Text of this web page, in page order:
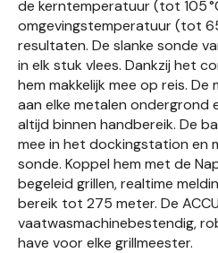
de kerntemperatuur (tot 105
omgevingstemperatuur (tot
resultaten. De slanke sonde
in elk stuk vlees. Dankzij het
hem makkelijk mee op reis.
aan elke metalen
altijd binnen handbereik. De
mee in het dockingstation en
sonde. Koppel hem met de
begeleid grillen, realtime
bereik tot 275 meter. De
vaatwasmachinebestendig,
have voor elke grillmeester.